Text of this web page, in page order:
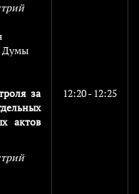
Думы
за
актов
12:20 - 12:25